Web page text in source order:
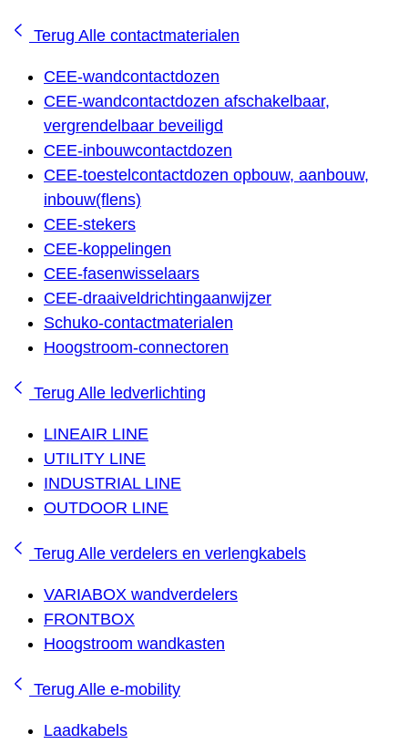
Terug Alle contactmaterialen
CEE-wandcontactdozen
CEE-wandcontactdozen afschakelbaar,
vergrendelbaar beveiligd
CEE-inbouwcontactdozen
CEE-toestelcontactdozen opbouw, aanbouw,
inbouw(flens)
CEE-stekers
CEE-koppelingen
CEE-fasenwisselaars
CEE-draaiveldrichtingaanwijzer
Schuko-contactmaterialen
Hoogstroom-connectoren
Terug Alle ledverlichting
LINEAIR LINE
UTILITY LINE
INDUSTRIAL LINE
OUTDOOR LINE
Terug Alle verdelers en verlengkabels
VARIABOX wandverdelers
FRONTBOX
Hoogstroom wandkasten
Terug Alle e-mobility
Laadkabels